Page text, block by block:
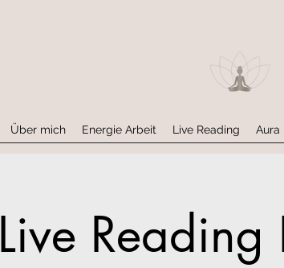
Über mich Energie Arbeit Live Reading Aura
Live Reading